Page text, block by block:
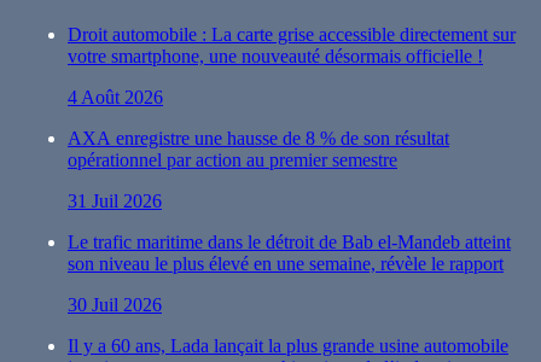
Droit automobile : La carte grise accessible directement sur
votre smartphone, une nouveauté désormais officielle !
4 Août 2026
AXA enregistre une hausse de 8 % de son résultat
opérationnel par action au premier semestre
31 Juil 2026
Le trafic maritime dans le détroit de Bab el-Mandeb atteint
son niveau le plus élevé en une semaine, révèle le rapport
30 Juil 2026
Il y a 60 ans, Lada lançait la plus grande usine automobile